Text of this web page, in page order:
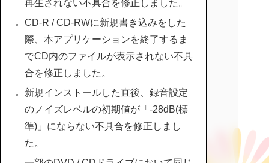
再生されない不具合を修正しました。
CD-R / CD-RWに新規書き込みをした
際、本アプリケーションを終了するま
でCD内のファイルが表示されない不具
合を修正しました。
新規インストールした直後、録音設定
のノイズレベルの初期値が「-28dB(標
準)」にならない不具合を修正しまし
た。